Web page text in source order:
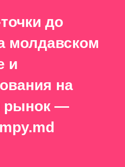
до
молдавском
и
на
рынок —